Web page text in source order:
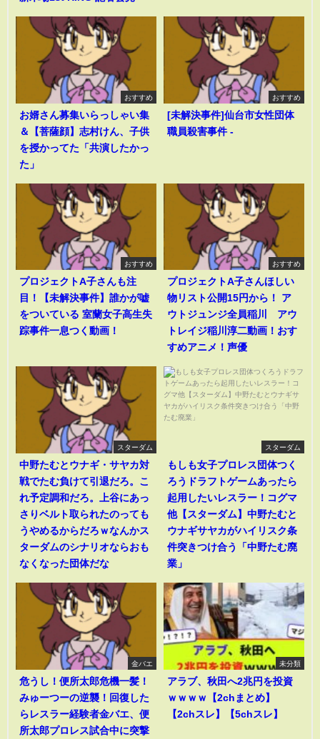
おすすめ
お婿さん募集いらっしゃい集
＆【菩薩顔】志村けん、子供
を授かってた「共演したかっ
た」
おすすめ
[未解決事件]仙台市女性団体
職員殺害事件 -
おすすめ
プロジェクトA子さんも注
目！【未解決事件】誰かが嘘
をついている 室蘭女子高生失
踪事件一息つく動画！
おすすめ
プロジェクトA子さんほしい
物リスト公開15円から！ ア
ウトジュンジ全員稲川 アウ
トレイジ稲川淳二動画！おす
すめアニメ！声優
スターダム
中野たむとウナギ・サヤカ対
戦でたむ負けて引退だろ。こ
れ予定調和だろ。上谷にあっ
さりベルト取られたのっても
うやめるからだろｗなんかス
ターダムのシナリオならおも
なくなった団体だな
スターダム
もしも女子プロレス団体つく
ろうドラフトゲームあったら
起用したいレスラー！コグマ
他【スターダム】中野たむと
ウナギサヤカがハイリスク条
件突きつけ合う「中野たむ廃
業」
金バエ
危うし！便所太郎危機一髪！
みゅーつーの逆襲！回復した
らレスラー経験者金バエ、便
所太郎プロレス試合中に突撃
未分類
アラブ、秋田へ2兆円を投資
ｗｗｗｗ【2chまとめ】
【2chスレ】【5chスレ】